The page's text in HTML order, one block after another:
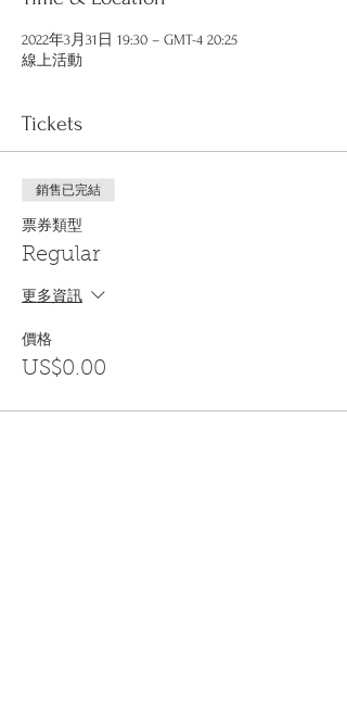
2022年3月31日 19:30 – GMT-4 20:25
線上活動
Tickets
銷售已完結
票券類型
Regular
更多資訊
價格
US$0.00